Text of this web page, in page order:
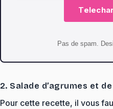
Pas de spam.
2. Salade d’agrumes et
Pour cette recette, il vous